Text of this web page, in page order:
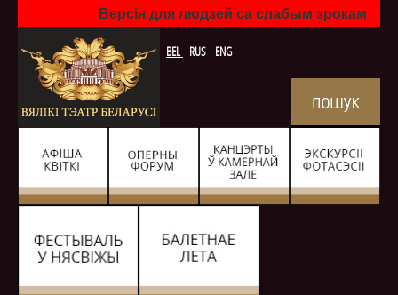
Версія для людзей са слабым зрокам
BEL RUS ENG